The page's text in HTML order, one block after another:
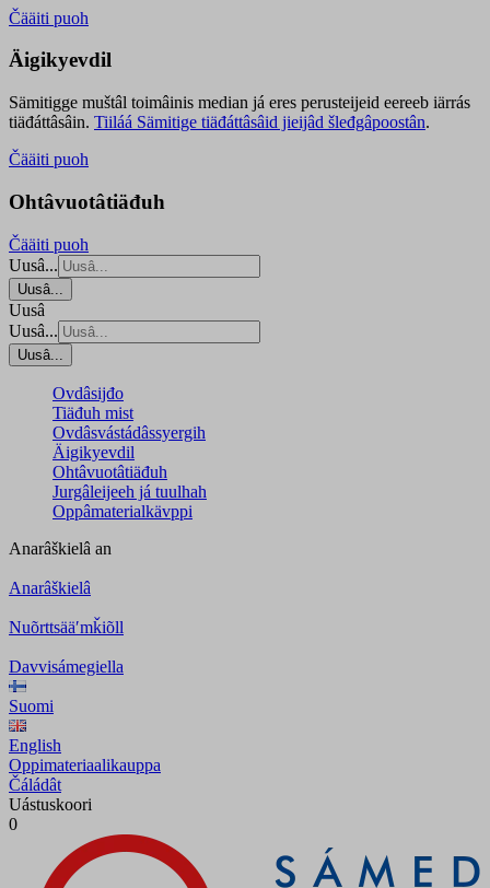
Čääiti puoh
Äigikyevdil
Sämitigge muštâl toimâinis median já eres perusteijeid eereeb iärrás
tiäđáttâsâin. Tiiláá Sämitige tiäđáttâsâid jieijâd šleđgâpoostân.
Čääiti puoh
Ohtâvuotâtiäđuh
Čääiti puoh
Uusâ...
Uusâ...
Uusâ
Uusâ...
Uusâ...
Ovdâsijđo
Tiäđuh mist
Ovdâsvástádâssyergih
Äigikyevdil
Ohtâvuotâtiäđuh
Jurgâleijeeh já tuulhah
Oppâmaterialkävppi
Anarâškielâ an
Anarâškielâ
Nuõrttsääʹmǩiõll
Davvisámegiella
Suomi
English
Oppimateriaalikauppa
Čáládât
Uástuskoori
0